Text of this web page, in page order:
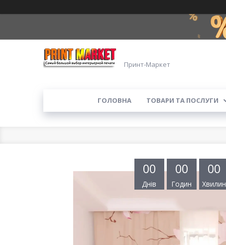
Принт-Маркет
ГОЛОВНА ТОВАРИ ТА ПОСЛУГИ
00
Днів
00
Годин
00
Хвилин